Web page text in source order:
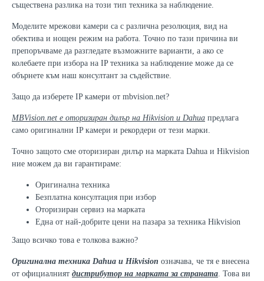
съществена разлика на този тип техника за наблюдение.
Моделите мрежови камери са с различна резолюция, вид на
обектива и нощен режим на работа. Точно по тази причина ви
препоръчваме да разгледате възможните варианти, а ако се
колебаете при избора на IP техника за наблюдение може да се
обърнете към наш консултант за съдействие.
Защо да изберете IP камери от mbvision.net?
MBVision.net е оторизиран дилър на Hikvision и Dahua предлага
само оригинални IP камери и рекордери от тези марки.
Точно защото сме оторизиран дилър на марката Dahua и Hikvision
ние можем да ви гарантираме:
Оригинална техника
Безплатна консултация при избор
Оторизиран сервиз на марката
Една от най-добрите цени на пазара за техника Hikvision
Защо всичко това е толкова важно?
Оригинална техника Dahua и Hikvision означава, че тя е внесена
от официалният дистрибутор на марката за страната. Това ви